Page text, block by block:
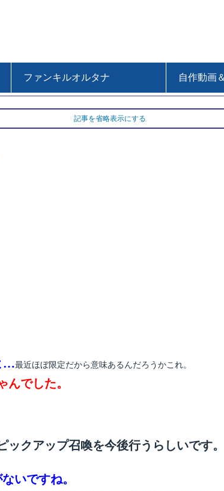
ファンキルオルタナ 自作動画
記事を省略表示にする
…最近ほぼ限定だから意味あるんだろうかこれ。
でした。
クアップ召喚を今後行うらしいです。
いですね。